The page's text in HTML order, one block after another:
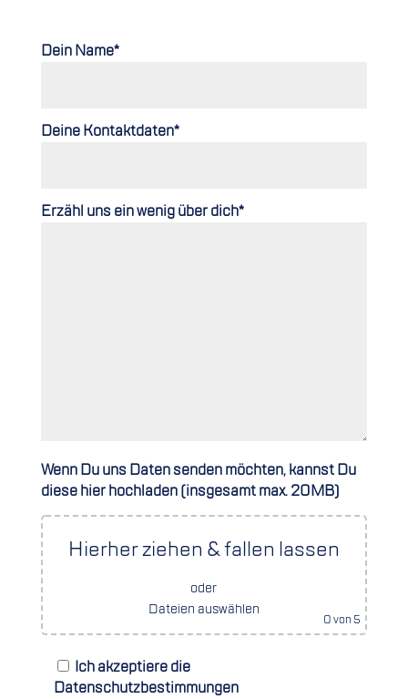
Dein Name*
Deine Kontaktdaten*
Erzähl uns ein wenig über dich*
Wenn Du uns Daten senden möchten, kannst Du
diese hier hochladen (insgesamt max. 20MB)
Hierher ziehen & fallen lassen
oder
Dateien auswählen
0von 5
Ich akzeptiere die
Datenschutzbestimmungen